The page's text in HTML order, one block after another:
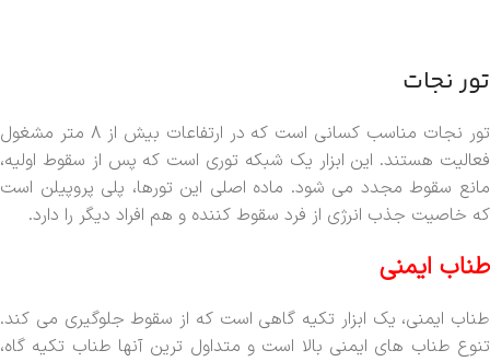
تور نجات
تور نجات مناسب کسانی است که در ارتفاعات بیش از 8 متر مشغول
فعالیت هستند. این ابزار یک شبکه توری است که پس از سقوط اولیه،
مانع سقوط مجدد می شود. ماده اصلی این تورها، پلی پروپیلن است
که خاصیت جذب انرژی از فرد سقوط کننده و هم افراد دیگر را دارد.
طناب ایمنی
طناب ایمنی، یک ابزار تکیه گاهی است که از سقوط جلوگیری می کند.
تنوع طناب های ایمنی بالا است و متداول ترین آنها طناب تکیه گاه،